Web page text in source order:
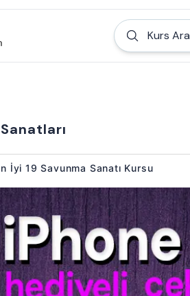
Kurs Ara
İyi 19 Savunma Sanatı Kursu